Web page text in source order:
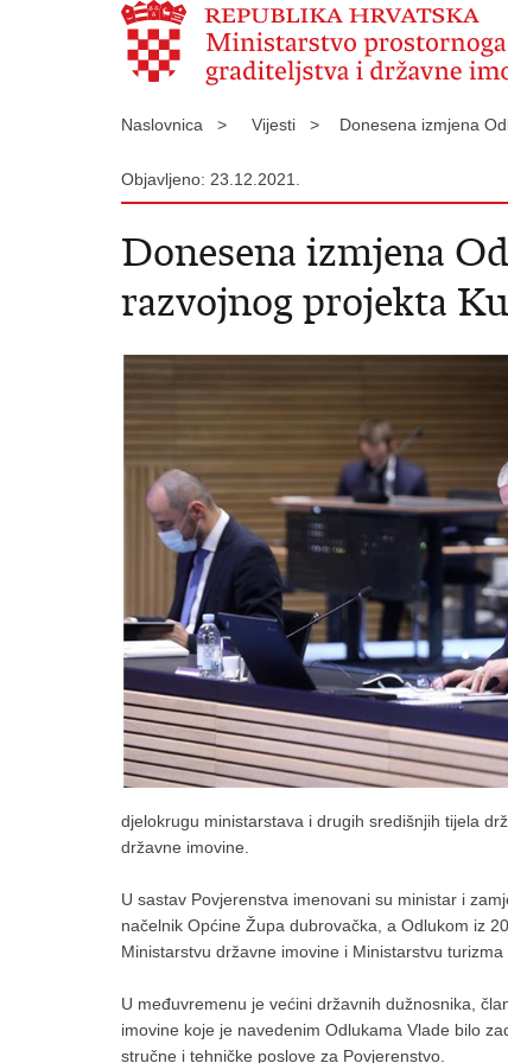
Naslovnica > Vijesti > Donesena izmjena
Objavljeno: 23.12.2021.
Donesena izmjena
razvojnog projekta
djelokrugu ministarstava i drugih središnjih tijela
državne imovine.
U sastav Povjerenstva imenovani su ministar i
načelnik Općine Župa dubrovačka, a Odlukom iz
Ministarstvu državne imovine i Ministarstvu
U međuvremenu je većini državnih dužnosnika,
imovine koje je navedenim Odlukama Vlade bilo
stručne i tehničke poslove za Povjerenstvo.